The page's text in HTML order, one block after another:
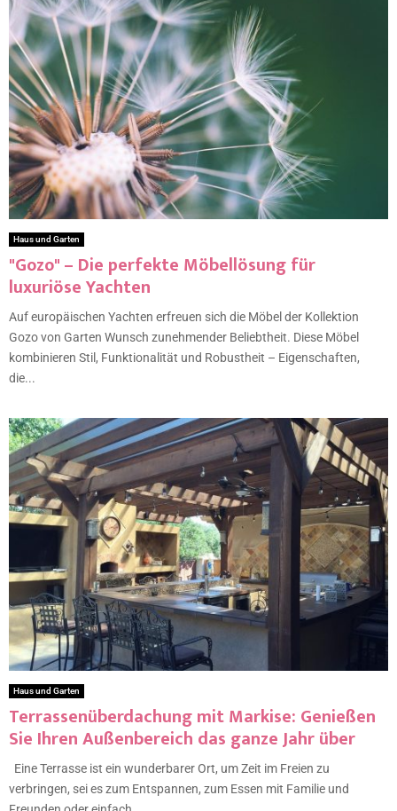
Haus und Garten
"Gozo" – Die perfekte Möbellösung für
luxuriöse Yachten
Auf europäischen Yachten erfreuen sich die Möbel der Kollektion
Gozo von Garten Wunsch zunehmender Beliebtheit. Diese Möbel
kombinieren Stil, Funktionalität und Robustheit – Eigenschaften,
die...
Haus und Garten
Terrassenüberdachung mit Markise: Genießen
Sie Ihren Außenbereich das ganze Jahr über
Eine Terrasse ist ein wunderbarer Ort, um Zeit im Freien zu
verbringen, sei es zum Entspannen, zum Essen mit Familie und